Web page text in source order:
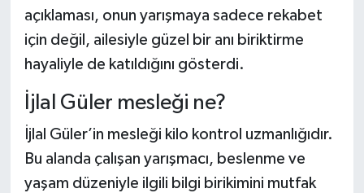
açıklaması, onun yarışmaya sadece rekabet
için değil, ailesiyle güzel bir anı biriktirme
hayaliyle de katıldığını gösterdi.
İjlal Güler mesleği ne?
İjlal Güler’in mesleği kilo kontrol uzmanlığıdır.
Bu alanda çalışan yarışmacı, beslenme ve
yaşam düzeniyle ilgili bilgi birikimini mutfak